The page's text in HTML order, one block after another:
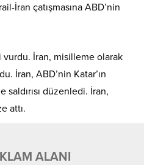
İran çatışmasına ABD’nin
İran, misilleme olarak
İran, ABD’nin Katar’ın
saldırısı düzenledi. İran,
attı.
ALANI